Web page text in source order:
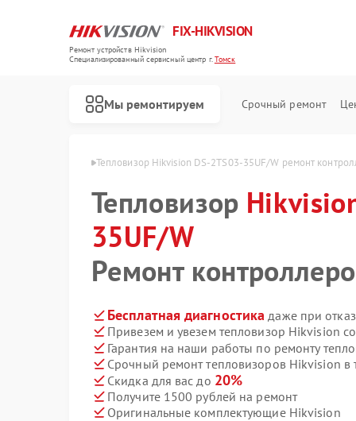
FIX-HIKVISION
Ремонт устройств Hikvision
Специализированный cервисный центр г.Томск
Мы ремонтируем Срочный ремонт
Тепловизор Hikvision DS-2TS03-35UF/W ремонт
Тепловизор
35UF/W
Ремонт
Бесплатная диагностика даже при
Привезем и увезем тепловизор Hikvision
Гарантия на наши работы по ремонту
Срочный ремонт тепловизоров Hikvision в
Скидка для вас до 20%
Получите 1500 рублей на ремонт
Оригинальные комплектующие Hikvision